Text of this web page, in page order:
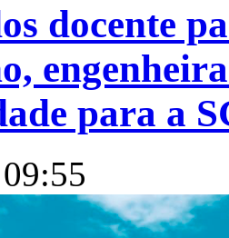
docente
para a